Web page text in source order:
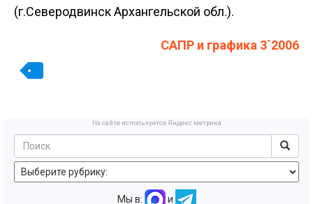
(г.Северодвинск Архангельской обл.).
САПР и графика 3`2006
На сайте используется Яндекс метрика
Мы в: и